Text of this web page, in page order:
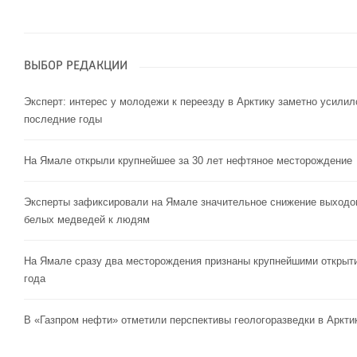
ВЫБОР РЕДАКЦИИ
Эксперт: интерес у молодежи к переезду в Арктику заметно
последние годы
На Ямале открыли крупнейшее за 30 лет нефтяное месторождение
Эксперты зафиксировали на Ямале значительное снижение
белых медведей к людям
На Ямале сразу два месторождения признаны крупнейшими
года
В «Газпром нефти» отметили перспективы геологоразведки в